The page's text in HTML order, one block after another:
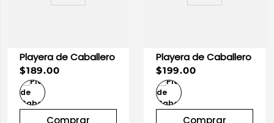
Playera de Caballero
$189.00
Comprar
Playera de Caballero
$199.00
Comprar